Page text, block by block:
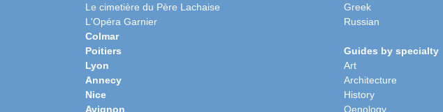
Le cimetière du Père Lachaise
L'Opéra Garnier
Colmar
Poitiers
Lyon
Annecy
Nice
Avignon
Greek
Russian
Guides by specialty
Art
Architecture
History
Oenology